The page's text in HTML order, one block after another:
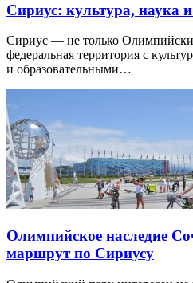
Сириус: культура, наука
Сириус — не только
федеральная территория с
и образовательными…
Олимпийское наследие
маршрут по Сириусу